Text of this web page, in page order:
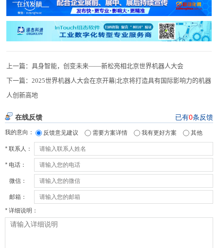
上一篇：具身智能，创变未来——新松亮相北京世界机器人大会
下一篇：2025世界机器人大会在京开幕|北京将打造具有国际影响力的机器
人创新高地